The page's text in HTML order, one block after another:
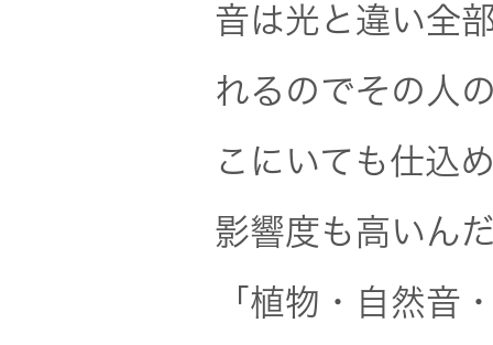
音は光と違い全
れるのでその人
こにいても仕込
影響度も高いん
「植物・自然音